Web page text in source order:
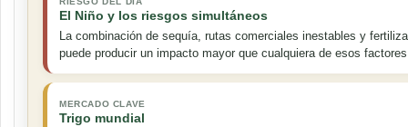
El Niño y los riesgos simultáneos
La combinación de sequía, rutas comerciales inestables y
puede producir un impacto mayor que cualquiera de esos
MERCADO CLAVE
Trigo mundial